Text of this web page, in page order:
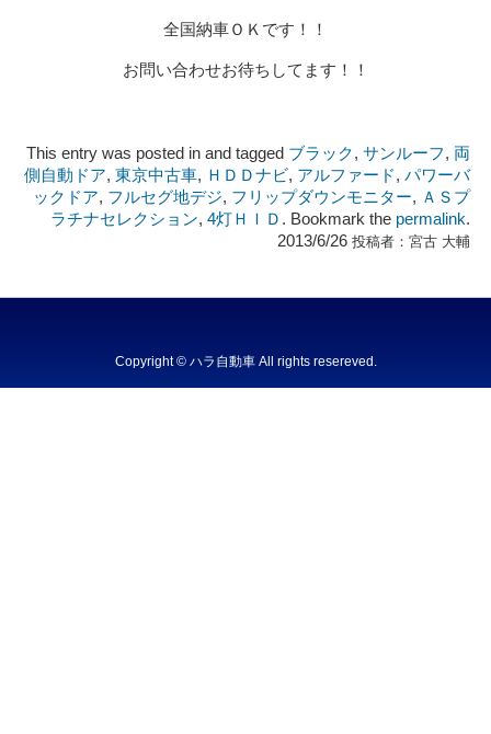
全国納車ＯＫです！！
お問い合わせお待ちしてます！！
This entry was posted in and tagged ブラック,サンルーフ, 両
側自動ドア,東京中古車, ＨＤＤナビ, アルファード,パワーバ
ックドア, フルセグ地デジ, フリップダウンモニター, ＡＳプ
ラチナセレクション,4灯ＨＩＤ . Bookmark the permalink.
2013/6/26 投稿者：宮古 大輔
Copyright © ハラ自動車 All rights resereved.Powered by DJCOM Inc.